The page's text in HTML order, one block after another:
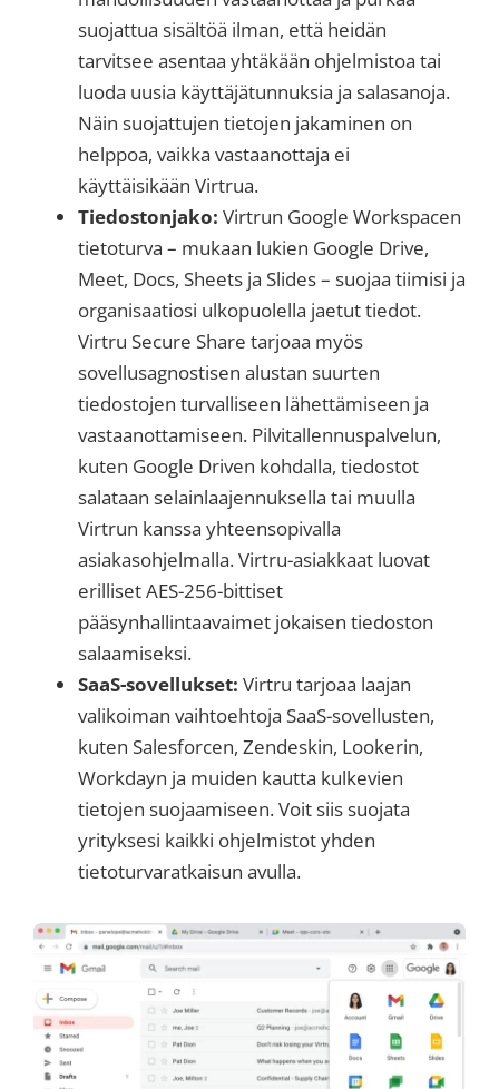
suojattua sisältöä ilman, että heidän
tarvitsee asentaa yhtäkään ohjelmistoa tai
luoda uusia käyttäjätunnuksia ja salasanoja.
Näin suojattujen tietojen jakaminen on
helppoa, vaikka vastaanottaja ei
käyttäisikään Virtrua.
Tiedostonjako: Virtrun Google Workspacen
tietoturva – mukaan lukien Google Drive,
Meet, Docs, Sheets ja Slides – suojaa tiimisi ja
organisaatiosi ulkopuolella jaetut tiedot.
Virtru Secure Share tarjoaa myös
sovellusagnostisen alustan suurten
tiedostojen turvalliseen lähettämiseen ja
vastaanottamiseen. Pilvitallennuspalvelun,
kuten Google Driven kohdalla, tiedostot
salataan selainlaajennuksella tai muulla
Virtrun kanssa yhteensopivalla
asiakasohjelmalla. Virtru-asiakkaat luovat
erilliset AES-256-bittiset
pääsynhallintaavaimet jokaisen tiedoston
salaamiseksi.
SaaS-sovellukset: Virtru tarjoaa laajan
valikoiman vaihtoehtoja SaaS-sovellusten,
kuten Salesforcen, Zendeskin, Lookerin,
Workdayn ja muiden kautta kulkevien
tietojen suojaamiseen. Voit siis suojata
yrityksesi kaikki ohjelmistot yhden
tietoturvaratkaisun avulla.